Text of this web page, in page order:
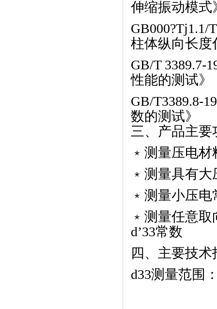
伸缩振动模式
GB000?Tj1.1/
柱体纵向长度
GB/T 3389.7-
性能的测试》
GB/T3389.8-
数的测试》
三、产品主要
﹡测量压电材
﹡测量具有
﹡测量小压
﹡测量任意
d’33常数
四、主要技术
d33测量范围